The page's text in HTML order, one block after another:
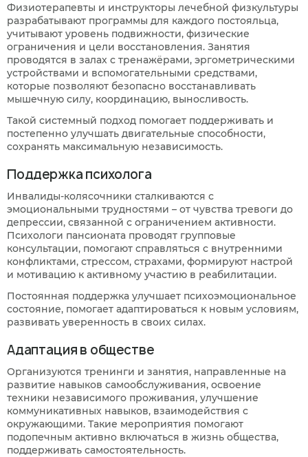
Физиотерапевты и инструкторы лечебной физкультуры
разрабатывают программы для каждого постояльца,
учитывают уровень подвижности, физические
ограничения и цели восстановления. Занятия
проводятся в залах с тренажёрами, эргометрическими
устройствами и вспомогательными средствами,
которые позволяют безопасно восстанавливать
мышечную силу, координацию, выносливость.
Такой системный подход помогает поддерживать и
постепенно улучшать двигательные способности,
сохранять максимальную независимость.
Поддержка психолога
Инвалиды-колясочники сталкиваются с
эмоциональными трудностями – от чувства тревоги до
депрессии, связанной с ограничением активности.
Психологи пансионата проводят групповые
консультации, помогают справляться с внутренними
конфликтами, стрессом, страхами, формируют настрой
и мотивацию к активному участию в реабилитации.
Постоянная поддержка улучшает психоэмоциональное
состояние, помогает адаптироваться к новым условиям,
развивать уверенность в своих силах.
Адаптация в обществе
Организуются тренинги и занятия, направленные на
развитие навыков самообслуживания, освоение
техники независимого проживания, улучшение
коммуникативных навыков, взаимодействия с
окружающими. Такие мероприятия помогают
подопечным активно включаться в жизнь общества,
поддерживать самостоятельность.